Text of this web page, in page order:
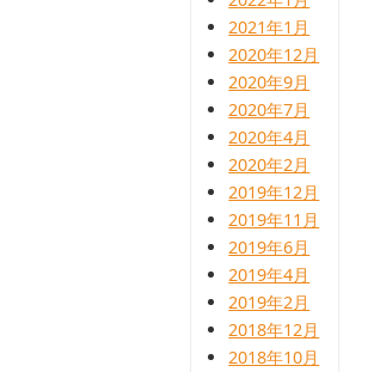
2021年1月
2020年12月
2020年9月
2020年7月
2020年4月
2020年2月
2019年12月
2019年11月
2019年6月
2019年4月
2019年2月
2018年12月
2018年10月